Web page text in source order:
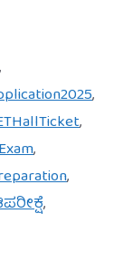
,
,
,
,
,
,